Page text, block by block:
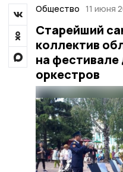
Общество 11 июня
Старейший
коллектив
на фестивале
оркестров